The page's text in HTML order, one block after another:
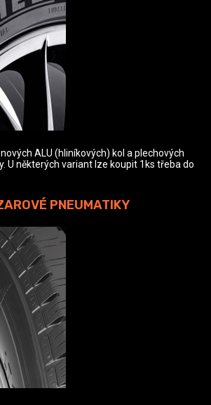
ALU (hliníkových) kol a plechových
U některých variant lze koupit 1ks třeba do
PNEUMATIKY